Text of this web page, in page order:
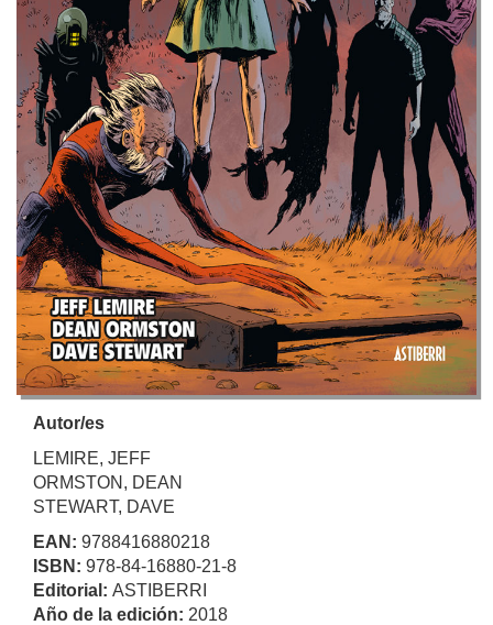
Autor/es
LEMIRE, JEFF
ORMSTON, DEAN
STEWART, DAVE
EAN: 9788416880218
ISBN: 978-84-16880-21-8
Editorial: ASTIBERRI
Año de la edición: 2018